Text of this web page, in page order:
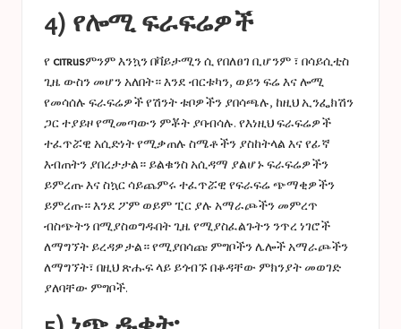
4) የሎሚ ፍራፍሬዎች
የ citrusምንም እንኳን በቫይታሚን ሲ የበለፀገ ቢሆንም ፣ በሳይሲቲስ
ጊዜ ውስን መሆን አለበት። እንደ ብርቱካን, ወይን ፍሬ እና ሎሚ
የመሳሰሉ ፍራፍሬዎች የሽንት ቱቦዎችን ያበሳጫሉ, ከዚህ ኢንፌክሽን
ጋር ተያይዞ የሚመጣውን ምቾት ያባብሳሉ. የእነዚህ ፍራፍሬዎች
ተፈጥሯዊ አሲድነት የሚቃጠሉ ስሜቶችን ያስከትላል እና የፊኛ
እብጠትን ያበረታታል። ይልቁንስ አሲዳማ ያልሆኑ ፍራፍሬዎችን
ይምረጡ እና ስኳር ሳይጨምሩ ተፈጥሯዊ የፍራፍሬ ጭማቂዎችን
ይምረጡ። እንደ ፖም ወይም ፒር ያሉ አማራጮችን መምረጥ
ብስጭትን በሚያስወግዱበት ጊዜ የሚያስፈልጉትን ንጥረ ነገሮች
ለማግኘት ይረዳዎታል። የሚያበሳጩ ምግቦችን ሌሎች አማራጮችን
ለማግኘት፣ በዚህ ጽሑፍ ላይ ይጎብኙበቆዳቸው ምክንያት መወገድ
ያለባቸው ምግቦች.